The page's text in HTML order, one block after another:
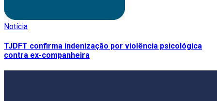
Notícia
TJDFT confirma indenização por violência psicológica
contra ex-companheira